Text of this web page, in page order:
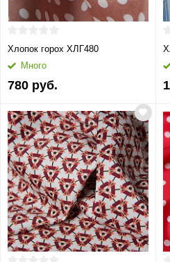
Хлопок горох ХЛГ480
Много
780 руб.